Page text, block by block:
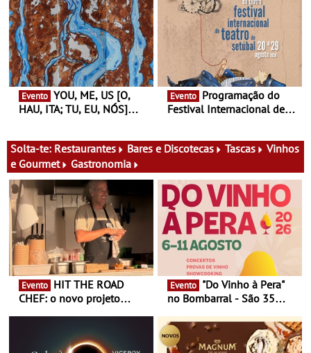
Finlândia é a convidada da
primeira edição do novo
ciclo de debates dedicado
aos grandes temas do
nosso tempo
performance na MAAT
Gallery a 3 de Setembro,
Evento
HAU, ITA; TU, EU, NÓS]
13 de Dezembro
Evento
Festival Internacional de
29 de Agosto
Solta-te: Restaurantes Bares e Discotecas Tascas
Vinhos
e Gourmet
Gastronomia
Evento
CHEF: o novo projeto
conceito gastronómico
Evento
no Bombarral - São 35
prova e seis dias de
experiências